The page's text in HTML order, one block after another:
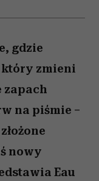
gdzie
zmieni
zapach
na piśmie –
nowy
Eau